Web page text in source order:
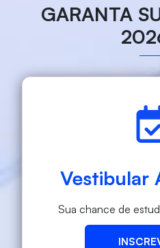
GARANTA
Vestibular
Sua chance de